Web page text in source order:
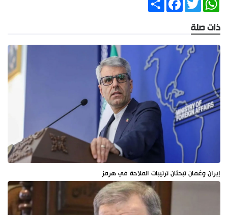
ذات صلة
إيران وعُمان تبحثان ترتيبات الملاحة في هرمز